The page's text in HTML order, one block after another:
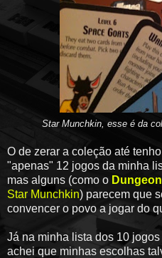
Star Munchkin, esse é da
O de zerar a coleção até
"apenas" 12 jogos da minha
mas alguns (como o
Star Munchkin) parecem que
convencer o povo a jogar do
Já na minha lista dos 10
achei que minhas escolhas